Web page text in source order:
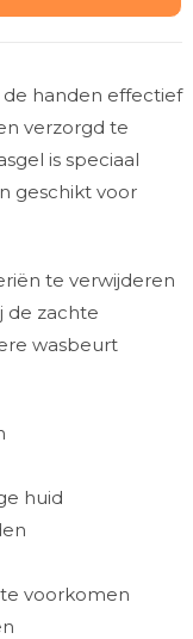
handen effectief
verzorgd te
is speciaal
geschikt voor
te verwijderen
de zachte
wasbeurt
huid
voorkomen